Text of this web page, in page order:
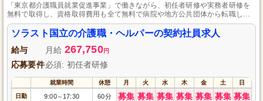
「東京都介護職員就業促進事業」で働きながら、初任者研修や実務者研修を
無料で取得し、資格取得費用も全て無料で病院や地方公共団体から転職した
方も活躍中のソラストでは、自立支援と地域トータルケアを基本理念に、身
体機能の回復・維持向上を重視したサービスと一人ひとりの生活圏での多様
なサービス提供に力を入れております。
ソラスト国立の介護職・ヘルパーの契約社員求人
給与 月給 267,750円
応募要件必須: 初任者研修
就業時間 休憩 月 火 水 木 金 土 日
日勤 9:00～ 17:30 60分 募集 募集 募集 募集 募集 募集 募集